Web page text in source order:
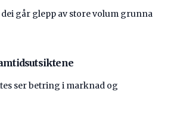
går glepp av store volum grunna
ser betring i marknad og